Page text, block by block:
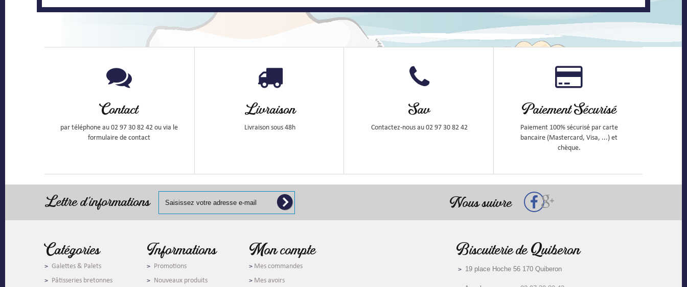
Contact
par téléphone au 02 97 30 82 42 ou via le
formulaire de contact
Livraison
Livraison sous 48h
Sav
Contactez-nous au 02 97 30 82 42
Paiement Sécurisé
Paiement 100% sécurisé par carte
bancaire (Mastercard, Visa, ...) et
chèque.
Lettre d'informations Nous suivre
Catégories
Galettes & Palets
Pâtisseries bretonnes
Informations
Promotions
Nouveaux produits
Mon compte
Mes commandes
Mes avoirs
Biscuiterie de Quiberon
19 place Hoche 56 170 Quiberon